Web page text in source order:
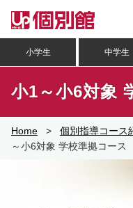
content
小学生 中学生
小1～小6対象
Home > 個別指導コース
～小6対象 学校準拠コース